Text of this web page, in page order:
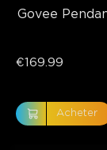
Govee
€169.99
Acheter